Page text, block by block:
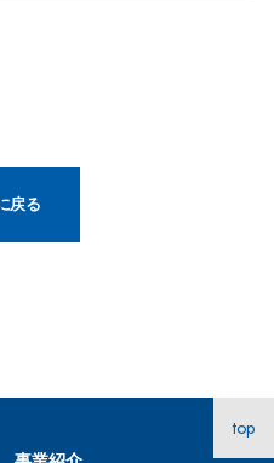
戻る
top